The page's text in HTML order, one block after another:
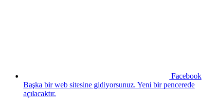
Facebook
Başka bir web sitesine gidiyorsunuz. Yeni bir pencerede
açılacaktır.